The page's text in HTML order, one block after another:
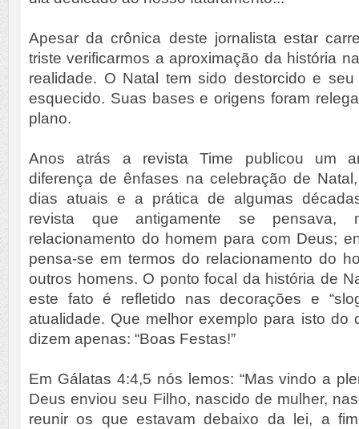
Apesar da crônica deste jornalista estar
triste verificarmos a aproximação da história
realidade. O Natal tem sido destorcido e seu
esquecido. Suas bases e origens foram
plano.
Anos atrás a revista Time publicou um
diferença de ênfases na celebração de
dias atuais e a prática de algumas
revista que antigamente se pensava,
relacionamento do homem para com Deus;
pensa-se em termos do relacionamento do
outros homens. O ponto focal da história de
este fato é refletido nas decorações e
atualidade. Que melhor exemplo para isto do
dizem apenas: “Boas Festas!”
Em Gálatas 4:4,5 nós lemos: “Mas vindo a
Deus enviou seu Filho, nascido de mulher,
reunir os que estavam debaixo da lei, a